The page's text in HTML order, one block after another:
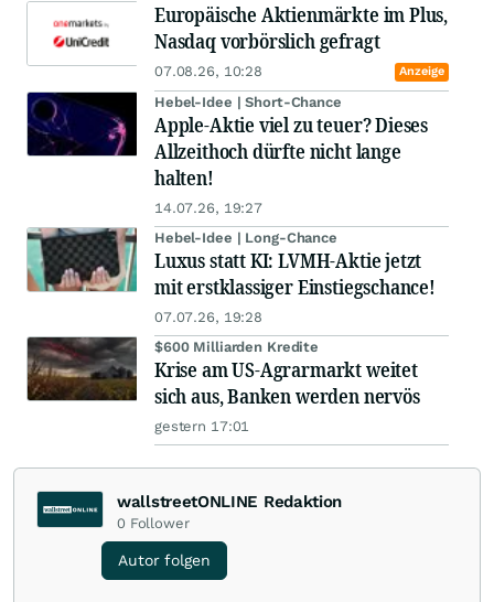
Europäische Aktienmärkte im Plus,
Nasdaq vorbörslich gefragt
07.08.26, 10:28 Anzeige
Hebel-Idee | Short-Chance
Apple-Aktie viel zu teuer? Dieses
Allzeithoch dürfte nicht lange
halten!
14.07.26, 19:27
Hebel-Idee | Long-Chance
Luxus statt KI: LVMH-Aktie jetzt
mit erstklassiger Einstiegschance!
07.07.26, 19:28
$600 Milliarden Kredite
Krise am US-Agrarmarkt weitet
sich aus, Banken werden nervös
gestern 17:01
wallstreetONLINE Redaktion
0 Follower
Autor folgen